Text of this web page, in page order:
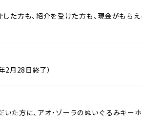
た方も、紹介を受けた方も、現金がもら
月28日終了）
た方に、アオ・ゾーラのぬいぐるみキー